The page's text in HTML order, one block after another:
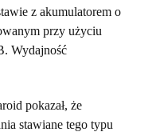
z akumulatorem o
przy użyciu
Wydajność
pokazał, że
stawiane tego typu